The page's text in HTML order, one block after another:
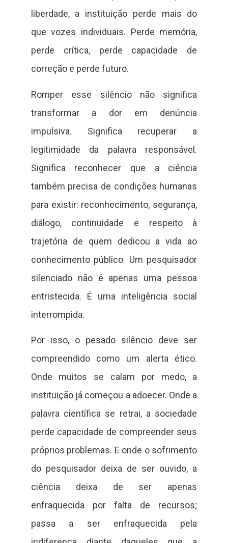
liberdade, a instituição perde mais do
que vozes individuais. Perde memória,
perde crítica, perde capacidade de
correção e perde futuro.
Romper esse silêncio não significa
transformar a dor em denúncia
impulsiva. Significa recuperar a
legitimidade da palavra responsável.
Significa reconhecer que a ciência
também precisa de condições humanas
para existir: reconhecimento, segurança,
diálogo, continuidade e respeito à
trajetória de quem dedicou a vida ao
conhecimento público. Um pesquisador
silenciado não é apenas uma pessoa
entristecida. É uma inteligência social
interrompida.
Por isso, o pesado silêncio deve ser
compreendido como um alerta ético.
Onde muitos se calam por medo, a
instituição já começou a adoecer. Onde a
palavra científica se retrai, a sociedade
perde capacidade de compreender seus
próprios problemas. E onde o sofrimento
do pesquisador deixa de ser ouvido, a
ciência deixa de ser apenas
enfraquecida por falta de recursos;
passa a ser enfraquecida pela